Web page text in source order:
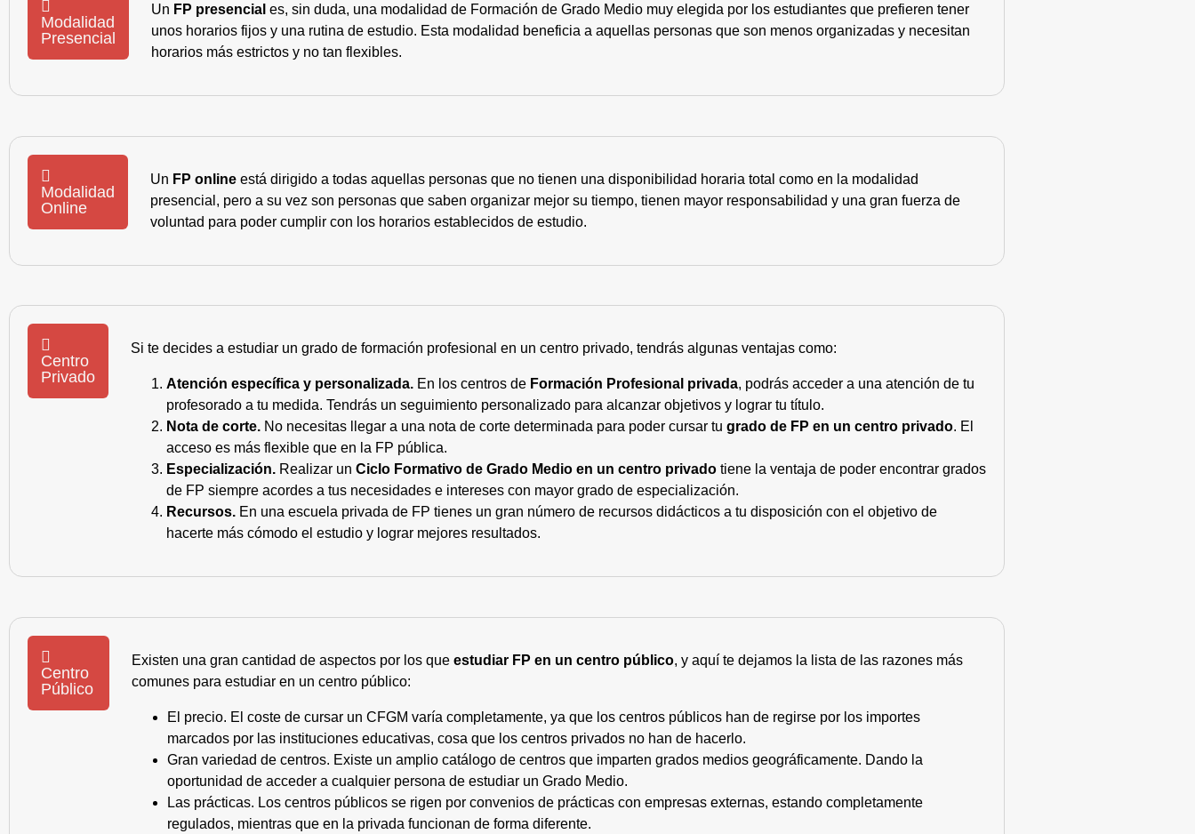
Modalidad
Presencial
Un FP presencial es, sin duda, una modalidad de Formación de Grado Medio muy elegida por los estudiantes que prefieren tener
unos horarios fijos y una rutina de estudio. Esta modalidad beneficia a aquellas personas que son menos organizadas y necesitan
horarios más estrictos y no tan flexibles.
Modalidad
Online
Un FP online está dirigido a todas aquellas personas que no tienen una disponibilidad horaria total como en la modalidad
presencial, pero a su vez son personas que saben organizar mejor su tiempo, tienen mayor responsabilidad y una gran fuerza de
voluntad para poder cumplir con los horarios establecidos de estudio.
Centro
Privado
Si te decides a estudiar un grado de formación profesional en un centro privado, tendrás algunas ventajas como:
Atención específica y personalizada. En los centros de Formación Profesional privada, podrás acceder a una atención de tu
profesorado a tu medida. Tendrás un seguimiento personalizado para alcanzar objetivos y lograr tu título.
Nota de corte. No necesitas llegar a una nota de corte determinada para poder cursar tu grado de FP en un centro privado. El
acceso es más flexible que en la FP pública.
Especialización. Realizar un Ciclo Formativo de Grado Medio en un centro privado tiene la ventaja de poder encontrar grados
de FP siempre acordes a tus necesidades e intereses con mayor grado de especialización.
Recursos. En una escuela privada de FP tienes un gran número de recursos didácticos a tu disposición con el objetivo de
hacerte más cómodo el estudio y lograr mejores resultados.
Centro
Público
Existen una gran cantidad de aspectos por los queestudiar FP en un centro público, y aquí te dejamos la lista de las razones más
comunes para estudiar en un centro público:
El precio. El coste de cursar un CFGM varía completamente, ya que los centros públicos han de regirse por los importes
marcados por las instituciones educativas, cosa que los centros privados no han de hacerlo.
Gran variedad de centros. Existe un amplio catálogo de centros que imparten grados medios geográficamente. Dando la
oportunidad de acceder a cualquier persona de estudiar un Grado Medio.
Las prácticas. Los centros públicos se rigen por convenios de prácticas con empresas externas, estando completamente
regulados, mientras que en la privada funcionan de forma diferente.